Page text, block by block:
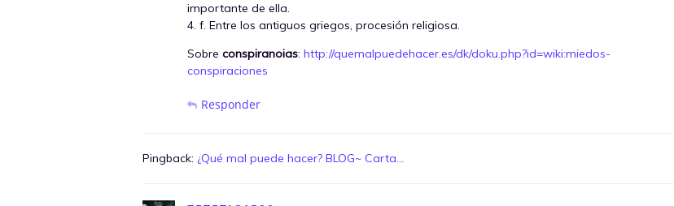
importante de ella.
4. f. Entre los antiguos griegos, procesión religiosa.
Sobre conspiranoias: http://quemalpuedehacer.es/dk/doku.php?id=wiki:miedos-
conspiraciones
Responder
Pingback: ¿Qué mal puede hacer? BLOG~ Carta...